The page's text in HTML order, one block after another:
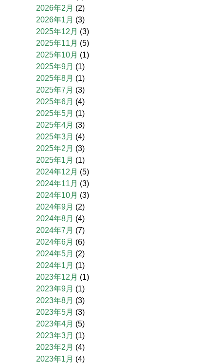
2026年2月 (2)
2026年1月 (3)
2025年12月 (3)
2025年11月 (5)
2025年10月 (1)
2025年9月 (1)
2025年8月 (1)
2025年7月 (3)
2025年6月 (4)
2025年5月 (1)
2025年4月 (3)
2025年3月 (4)
2025年2月 (3)
2025年1月 (1)
2024年12月 (5)
2024年11月 (3)
2024年10月 (3)
2024年9月 (2)
2024年8月 (4)
2024年7月 (7)
2024年6月 (6)
2024年5月 (2)
2024年1月 (1)
2023年12月 (1)
2023年9月 (1)
2023年8月 (3)
2023年5月 (3)
2023年4月 (5)
2023年3月 (1)
2023年2月 (4)
2023年1月 (4)